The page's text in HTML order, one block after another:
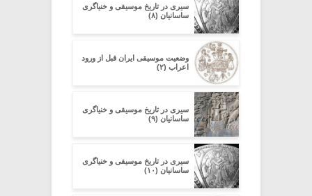
سیری در تاریخ موسیقی و خنیاگری
ساسانیان (۸)
وضعیت موسیقی ایران قبل از ورود
اعراب (۲)
سیری در تاریخ موسیقی و خنیاگری
ساسانیان (۹)
سیری در تاریخ موسیقی و خنیاگری
ساسانیان (۱۰)